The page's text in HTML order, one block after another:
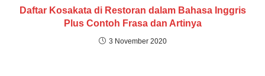
Daftar Kosakata di Restoran dalam Bahasa Inggris
Plus Contoh Frasa dan Artinya
3 November 2020